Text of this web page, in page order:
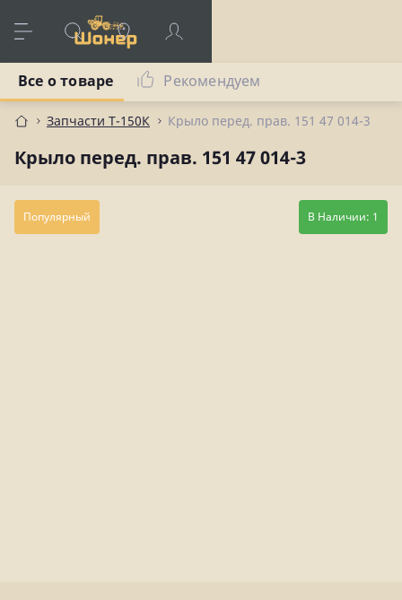
Запчасти Т-150К Крыло перед. прав. 151 47 014-3
Крыло перед. прав. 151 47 014-3
Все о товаре Рекомендуем
Популярный В Наличии: 1